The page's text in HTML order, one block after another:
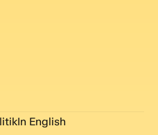
In English